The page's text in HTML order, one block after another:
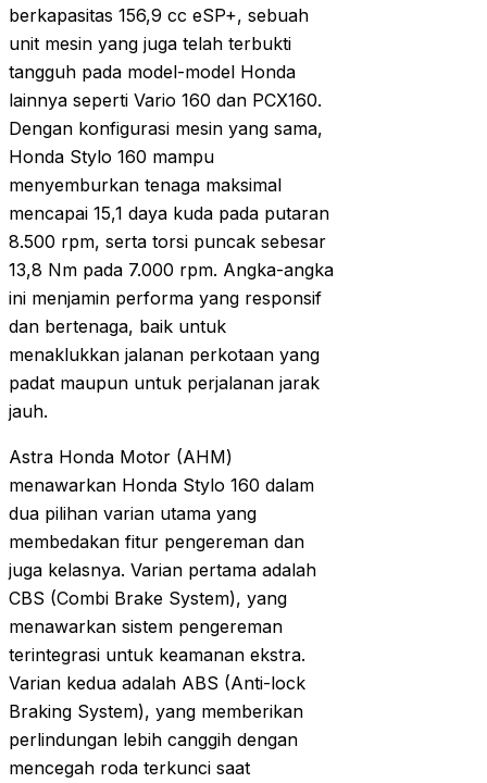
berkapasitas 156,9 cc eSP+, sebuah
unit mesin yang juga telah terbukti
tangguh pada model-model Honda
lainnya seperti Vario 160 dan PCX160.
Dengan konfigurasi mesin yang sama,
Honda Stylo 160 mampu
menyemburkan tenaga maksimal
mencapai 15,1 daya kuda pada putaran
8.500 rpm, serta torsi puncak sebesar
13,8 Nm pada 7.000 rpm. Angka-angka
ini menjamin performa yang responsif
dan bertenaga, baik untuk
menaklukkan jalanan perkotaan yang
padat maupun untuk perjalanan jarak
jauh.
Astra Honda Motor (AHM)
menawarkan Honda Stylo 160 dalam
dua pilihan varian utama yang
membedakan fitur pengereman dan
juga kelasnya. Varian pertama adalah
CBS (Combi Brake System), yang
menawarkan sistem pengereman
terintegrasi untuk keamanan ekstra.
Varian kedua adalah ABS (Anti-lock
Braking System), yang memberikan
perlindungan lebih canggih dengan
mencegah roda terkunci saat